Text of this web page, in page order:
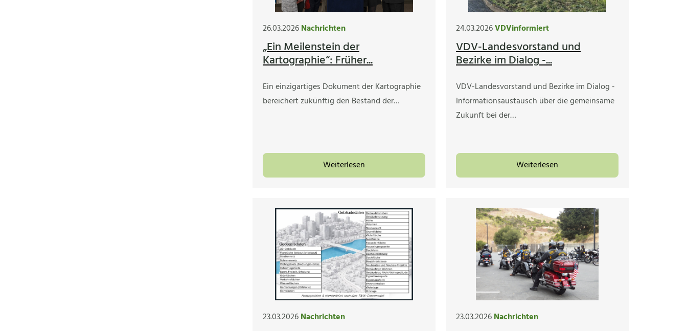
26.03.2026Nachrichten
„Ein Meilenstein der
Kartographie“: Früher...
Ein einzigartiges Dokument der Kartographie
bereichert zukünftig den Bestand der…
Weiterlesen
24.03.2026VDVinformiert
VDV-Landesvorstand und
Bezirke im Dialog -...
VDV-Landesvorstand und Bezirke im Dialog -
Informationsaustausch über die gemeinsame
Zukunft bei der…
Weiterlesen
23.03.2026Nachrichten 23.03.2026Nachrichten